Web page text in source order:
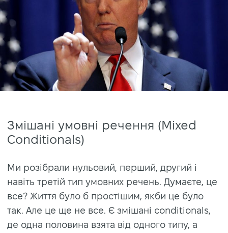
Змішані умовні речення (Mixed
Conditionals)
Ми розібрали нульовий, перший, другий і
навіть третій тип умовних речень. Думаєте, це
все? Життя було б простішим, якби це було
так. Але це ще не все. Є змішані conditionals,
де одна половина взята від одного типу, а